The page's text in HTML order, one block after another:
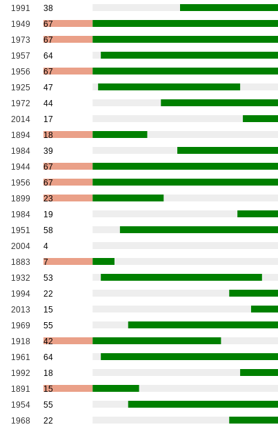
1991
38
1949
67
1973
67
1957
64
1956
67
1925
47
1972
44
2014
17
1894
18
1984
39
1944
67
1956
67
1899
23
1984
19
1951
58
2004
4
1883
7
1932
53
1994
22
2013
15
1969
55
1918
42
1961
64
1992
18
1891
15
1954
55
1968
22